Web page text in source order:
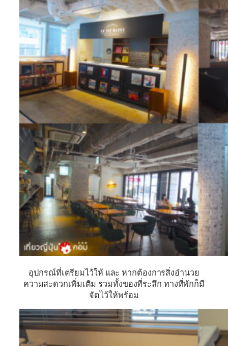
อุปกรณ์ที่เตรียมไว้ให้ และ หากต้องการสิ่งอำนวย
ความสะดวกเพิ่มเติม รวมทั้งของที่ระลึก ทางที่พักก็มี
จัดไว้ให้พร้อม